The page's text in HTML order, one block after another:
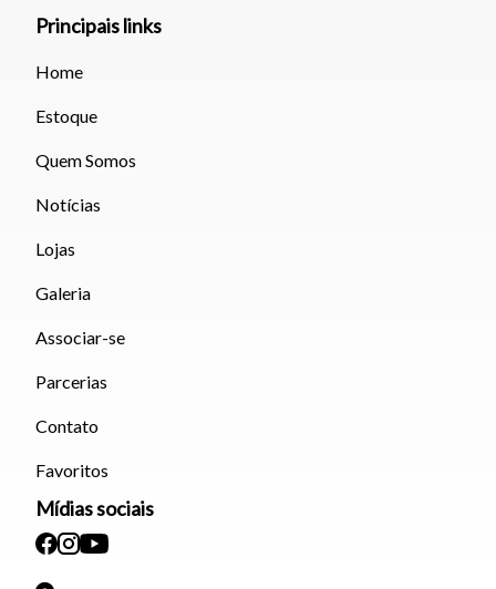
Principais links
Home
Estoque
Quem Somos
Notícias
Lojas
Galeria
Associar-se
Parcerias
Contato
Favoritos
Mídias sociais